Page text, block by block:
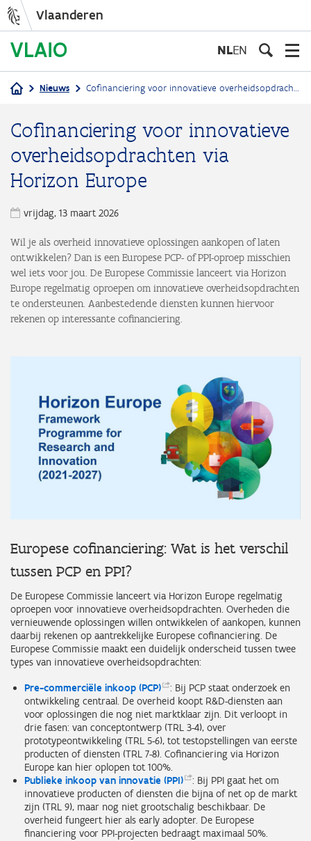
Vlaanderen
NLEN
Nieuws Cofinanciering voor innovatieve overheidsopdrachten via Horizon Europe
Cofinanciering voor innovatieve
overheidsopdrachten via
Horizon Europe
vrijdag, 13 maart 2026
Wil je als overheid innovatieve oplossingen aankopen of laten
ontwikkelen? Dan is een Europese PCP- of PPI-oproep misschien
wel iets voor jou. De Europese Commissie lanceert via Horizon
Europe regelmatig oproepen om innovatieve overheidsopdrachten
te ondersteunen. Aanbestedende diensten kunnen hiervoor
rekenen op interessante cofinanciering.
Europese cofinanciering: Wat is het verschil
tussen PCP en PPI?
De Europese Commissie lanceert via Horizon Europe regelmatig
oproepen voor innovatieve overheidsopdrachten. Overheden die
vernieuwende oplossingen willen ontwikkelen of aankopen, kunnen
daarbij rekenen op aantrekkelijke Europese cofinanciering. De
Europese Commissie maakt een duidelijk onderscheid tussen twee
types van innovatieve overheidsopdrachten:
Pre-commerciële inkoop (PCP)
: Bij PCP staat onderzoek en
ontwikkeling centraal. De overheid koopt R&D-diensten aan
voor oplossingen die nog niet marktklaar zijn. Dit verloopt in
drie fasen: van conceptontwerp (TRL 3-4), over
prototypeontwikkeling (TRL 5-6), tot testopstellingen van eerste
producten of diensten (TRL 7-8). Cofinanciering via Horizon
Europe kan hier oplopen tot 100%.
Publieke inkoop van innovatie (PPI)
: Bij PPI gaat het om
innovatieve producten of diensten die bijna of net op de markt
zijn (TRL 9), maar nog niet grootschalig beschikbaar. De
overheid fungeert hier als early adopter. De Europese
financiering voor PPI-projecten bedraagt maximaal 50%.